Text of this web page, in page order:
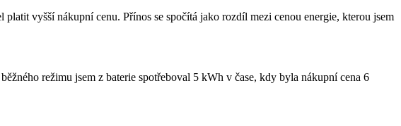
vyšší nákupní cenu. Přínos se spočítá jako rozdíl mezi cenou energie, kterou jsem
režimu jsem z baterie spotřeboval 5 kWh v čase, kdy byla nákupní cena 6